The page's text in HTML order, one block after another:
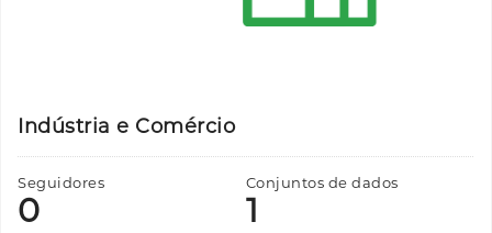
Indústria e Comércio
Seguidores
0
Conjuntos de dados
1